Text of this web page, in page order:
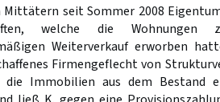
seit Sommer 2008
welche die Wohnungen
Weiterverkauf erworben
Firmengeflecht von
die Immobilien aus dem Bestand